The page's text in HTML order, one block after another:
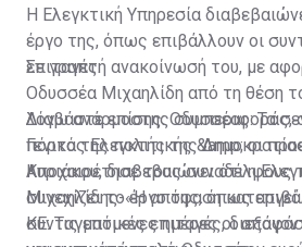
Η Ελεγκτική Υπηρεσία
έργο της, όπως επιβάλλουν οι
επιταγές.
Σε γραπτή ανακοίνωσή του, με
Οδυσσέα Μιχαηλίδη από τη θέση
λόγω ανάρμοστης συμπεριφοράς,
Γενικός Ελεγκτής της
Κυριάκου, διαβεβαιώνει ότι η
συνεχίζει το έργο της, όπως
συνταγματικές επιταγές,
Διαβάστε επίσης:Οδυσσέας: Τα
πόρτα της πολιτικής &amp; οι
Αποχαιρέτησε τους συναδέλφους
Μιχαηλίδης-«Η απόφαση καταργεί
ΚΕ: Τις επόμενες ημέρες οι